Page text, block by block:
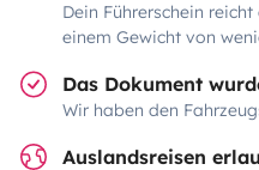
Dein Führerschein
einem Gewicht von
Das Dokument
Wir haben den
Auslandsreisen